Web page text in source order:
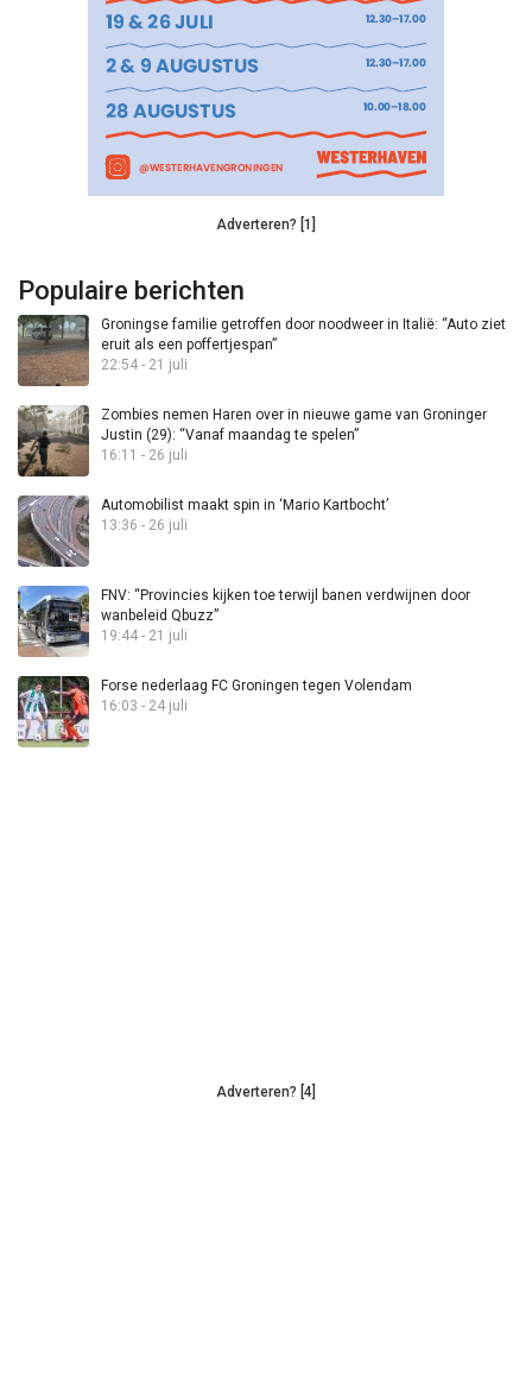
Adverteren? [1]
Populaire berichten
Groningse familie getroffen door noodweer in Italië: “Auto ziet
eruit als een poffertjespan”
22:54 - 21 juli
Zombies nemen Haren over in nieuwe game van Groninger
Justin (29): “Vanaf maandag te spelen”
16:11 - 26 juli
Automobilist maakt spin in ‘Mario Kartbocht’
13:36 - 26 juli
FNV: “Provincies kijken toe terwijl banen verdwijnen door
wanbeleid Qbuzz”
19:44 - 21 juli
Forse nederlaag FC Groningen tegen Volendam
16:03 - 24 juli
Adverteren? [4]